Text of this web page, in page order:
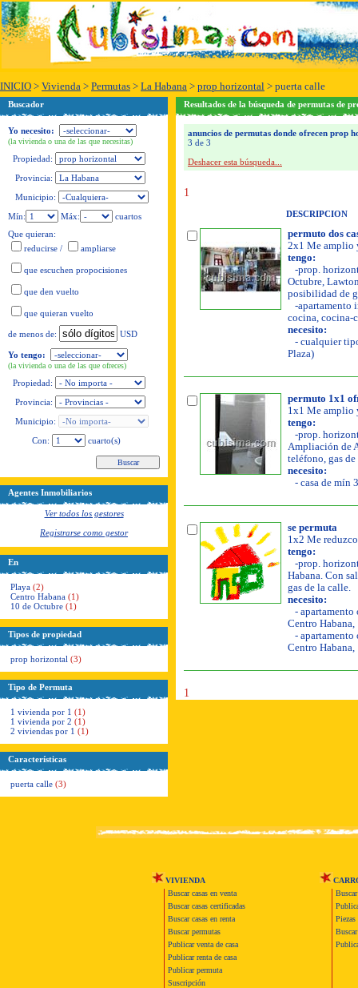
INICIO > Vivienda > Permutas > La Habana > prop horizontal > puerta calle
Buscador
Yo necesito:
(la vivienda o una de las que necesitas)
Propiedad:
Provincia:
Municipio:
Mín:
Máx:
cuartos
Que quieran:
reducirse / ampliarse
que escuchen propocisiones
que den vuelto
que quieran vuelto
de menos de: USD
Yo tengo:
(la vivienda o una de las que ofreces)
Propiedad:
Provincia:
Municipio:
Con:
cuarto(s)
Agentes Inmobiliarios
Ver todos los gestores
Registrarse como gestor
En
Playa (2)
Centro Habana (1)
10 de Octubre (1)
Tipos de propiedad
prop horizontal (3)
Tipo de Permuta
1 vivienda por 1 (1)
1 vivienda por 2 (1)
2 viviendas por 1 (1)
Características
puerta calle (3)
Resultados de la búsqueda de permutas de
anuncios de permutas donde ofrecen prop
3 de 3
Deshacer esta búsqueda...
1
DESCRIPCION
permuto dos
2x1 Me amplio
tengo:
-prop.
Octubre,
posibilidad de
-apartamento
cocina, cocina-
necesito:
- cualquier
Plaza)
permuto 1x1
1x1 Me amplio
tengo:
-prop.
Ampliación de
teléfono, gas
necesito:
- casa de mín
se permuta
1x2 Me
tengo:
-prop.
Habana. Con
gas de la calle.
necesito:
- apartamento
Centro
- apartamento
Centro
1
VIVIENDA
Buscar casas en venta
Buscar casas certificadas
Buscar casas en renta
Buscar permutas
Publicar venta de casa
Publicar renta de casa
Publicar permuta
Suscripción
Piezas